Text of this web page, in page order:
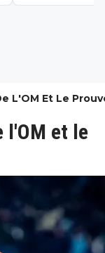
L'OM Et Le
l'OM et le